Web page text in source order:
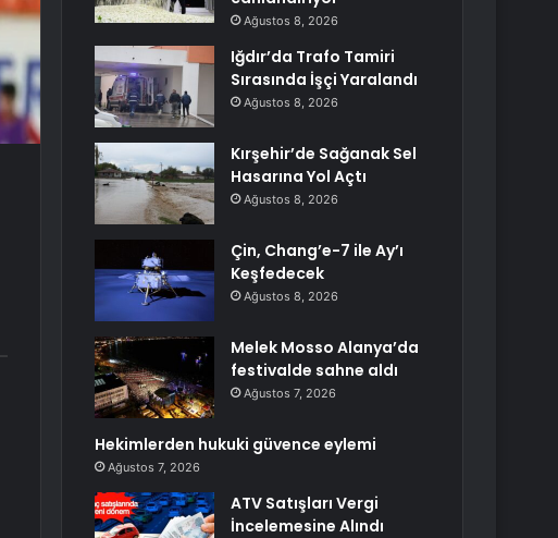
Ağustos 8, 2026
Iğdır’da Trafo Tamiri
Sırasında İşçi Yaralandı
Ağustos 8, 2026
Kırşehir’de Sağanak Sel
Hasarına Yol Açtı
Ağustos 8, 2026
Çin, Chang’e-7 ile Ay’ı
Keşfedecek
Ağustos 8, 2026
Melek Mosso Alanya’da
festivalde sahne aldı
Ağustos 7, 2026
Hekimlerden hukuki güvence eylemi
Ağustos 7, 2026
ATV Satışları Vergi
İncelemesine Alındı